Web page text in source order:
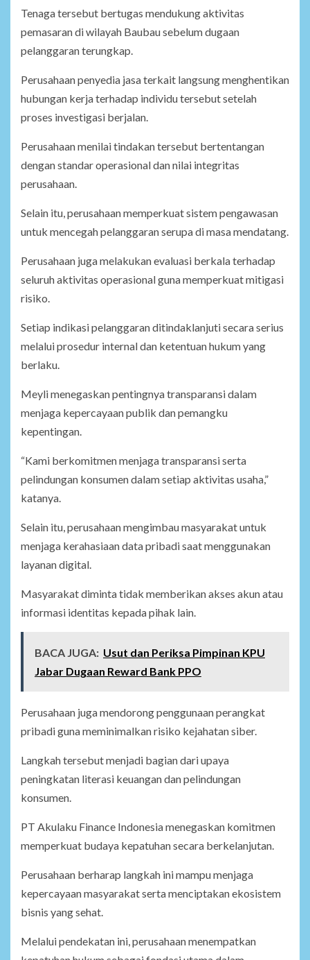
Tenaga tersebut bertugas mendukung aktivitas
pemasaran di wilayah Baubau sebelum dugaan
pelanggaran terungkap.
Perusahaan penyedia jasa terkait langsung menghentikan
hubungan kerja terhadap individu tersebut setelah
proses investigasi berjalan.
Perusahaan menilai tindakan tersebut bertentangan
dengan standar operasional dan nilai integritas
perusahaan.
Selain itu, perusahaan memperkuat sistem pengawasan
untuk mencegah pelanggaran serupa di masa mendatang.
Perusahaan juga melakukan evaluasi berkala terhadap
seluruh aktivitas operasional guna memperkuat mitigasi
risiko.
Setiap indikasi pelanggaran ditindaklanjuti secara serius
melalui prosedur internal dan ketentuan hukum yang
berlaku.
Meyli menegaskan pentingnya transparansi dalam
menjaga kepercayaan publik dan pemangku
kepentingan.
“Kami berkomitmen menjaga transparansi serta
pelindungan konsumen dalam setiap aktivitas usaha,”
katanya.
Selain itu, perusahaan mengimbau masyarakat untuk
menjaga kerahasiaan data pribadi saat menggunakan
layanan digital.
Masyarakat diminta tidak memberikan akses akun atau
informasi identitas kepada pihak lain.
BACA JUGA: Usut dan Periksa Pimpinan KPU
Jabar Dugaan Reward Bank PPO
Perusahaan juga mendorong penggunaan perangkat
pribadi guna meminimalkan risiko kejahatan siber.
Langkah tersebut menjadi bagian dari upaya
peningkatan literasi keuangan dan pelindungan
konsumen.
PT Akulaku Finance Indonesia menegaskan komitmen
memperkuat budaya kepatuhan secara berkelanjutan.
Perusahaan berharap langkah ini mampu menjaga
kepercayaan masyarakat serta menciptakan ekosistem
bisnis yang sehat.
Melalui pendekatan ini, perusahaan menempatkan